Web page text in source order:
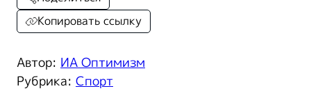
Автор: ИА Оптимизм
Рубрика: Спорт
Копировать ссылку